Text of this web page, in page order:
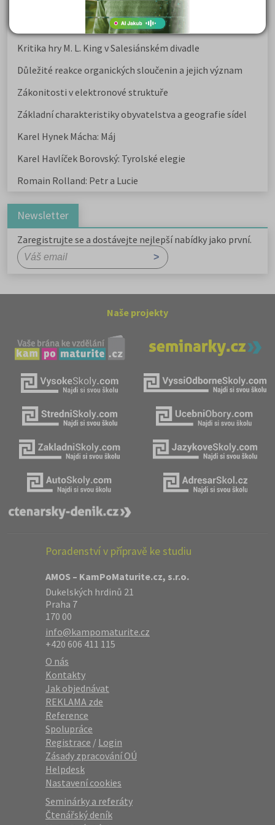
Karel Hynek Mácha: Máj
Karel Havlíček Borovský: Tyrolské elegie
Kritika hry M. L. King v Salesiánském divadle
Důležité reakce organických sloučenin a jejich význam
Zákonitosti v elektronové struktuře
Základní charakteristiky obyvatelstva a geografie sídel
Karel Hynek Mácha: Máj
Karel Havlíček Borovský: Tyrolské elegie
Romain Rolland: Petr a Lucie
Newsletter
Zaregistrujte se a dostávejte nejlepší nabídky jako první.
Naše projekty
Poradenství v přípravě ke studiu
AMOS – KamPoMaturite.cz, s.r.o.
Dukelských hrdinů 21
Praha 7
170 00
info@kampomaturite.cz
+420 606 411 115
O nás
Kontakty
Jak objednávat
REKLAMA zde
Reference
Spolupráce
Registrace / Login
Zásady zpracování OÚ
Helpdesk
Nastavení cookies
Seminárky a referáty
Čtenářský deník